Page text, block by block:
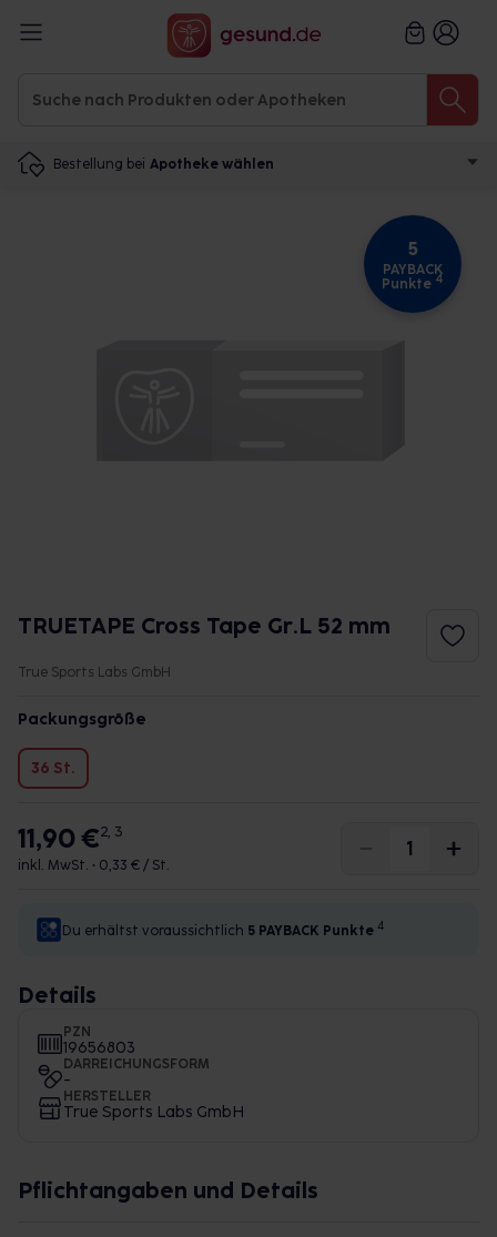
Bestellung bei Apotheke wählen
5
PAYBACK
Punkte 4
TRUETAPE Cross Tape Gr.L 52 mm
True Sports Labs GmbH
Packungsgröße
36 St.
11,90 €2, 3
inkl. MwSt. • 0,33 € / St.
Du erhältst voraussichtlich 5 PAYBACK Punkte 4
Details
PZN
19656803
DARREICHUNGSFORM
-
HERSTELLER
True Sports Labs GmbH
Pflichtangaben und Details